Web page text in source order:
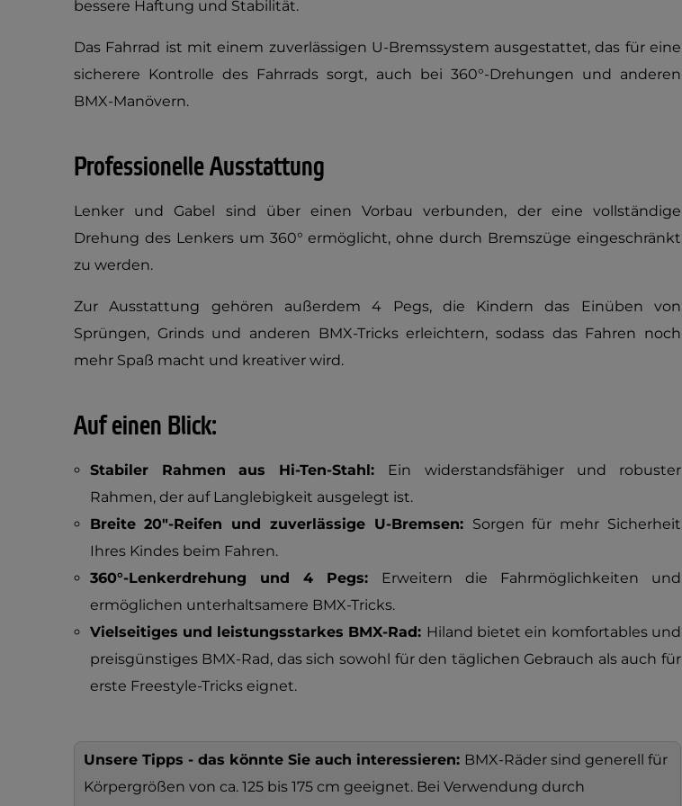
bessere Haftung und Stabilität.
Das Fahrrad ist mit einem zuverlässigen U-Bremssystem ausgestattet, das für eine
sicherere Kontrolle des Fahrrads sorgt, auch bei 360°-Drehungen und anderen
BMX-Manövern.
Professionelle Ausstattung
Lenker und Gabel sind über einen Vorbau verbunden, der eine vollständige
Drehung des Lenkers um 360° ermöglicht, ohne durch Bremszüge eingeschränkt
zu werden.
Zur Ausstattung gehören außerdem 4 Pegs, die Kindern das Einüben von
Sprüngen, Grinds und anderen BMX-Tricks erleichtern, sodass das Fahren noch
mehr Spaß macht und kreativer wird.
Auf einen Blick:
Stabiler Rahmen aus Hi-Ten-Stahl: Ein
widerstandsfähiger und robuster
Rahmen, der auf Langlebigkeit ausgelegt ist.
Breite 20"-Reifen und zuverlässige U-Bremsen: Sorgen für mehr Sicherheit
Ihres Kindes beim Fahren.
360°-Lenkerdrehung und 4 Pegs:
Erweitern die Fahrmöglichkeiten und
ermöglichen unterhaltsamere BMX-Tricks.
Vielseitiges und leistungsstarkes BMX-Rad: Hiland bietet ein komfortables und
preisgünstiges BMX-Rad, das sich sowohl für den täglichen Gebrauch als auch für
erste Freestyle-Tricks eignet.
Unsere Tipps - das könnte Sie auch interessieren: BMX-Räder sind generell für
Körpergrößen von ca. 125 bis 175 cm geeignet. Bei Verwendung durch